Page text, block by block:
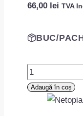
66,00 lei TVA
BUC/
Cantitate
Diblu
fixare
Adaugă în coș